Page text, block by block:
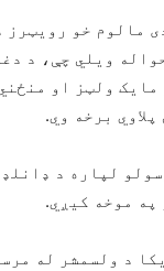
مالوم خو رویټرز
ویلي چې، د
ولټز او
برخه وي.
لپاره د ډانلډ
په موخه کیږي.
د ولسمشر له